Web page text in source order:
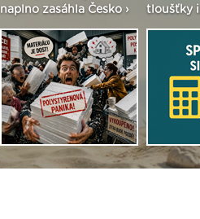
naplno zasáhla Česko ›
tloušťky